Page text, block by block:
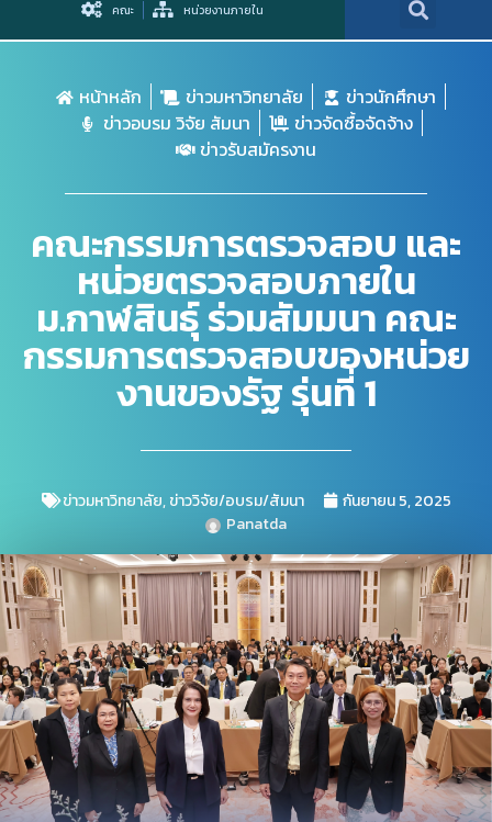
คณะ หน่วยงานภายใน
หน้าหลัก ข่าวมหาวิทยาลัย
ข่าวนักศึกษา
ข่าวอบรม วิจัย สัมนา
ข่าวจัดซื้อจัดจ้าง
ข่าวรับสมัครงาน
คณะกรรมการตรวจสอบ และ
หน่วยตรวจสอบภายใน
ม.กาฬสินธุ์ ร่วมสัมมนา คณะ
กรรมการตรวจสอบของหน่วย
งานของรัฐ รุ่นที่ 1
ข่าวมหาวิทยาลัย,ข่าววิจัย/อบรม/สัมนา
กันยายน 5, 2025
Panatda